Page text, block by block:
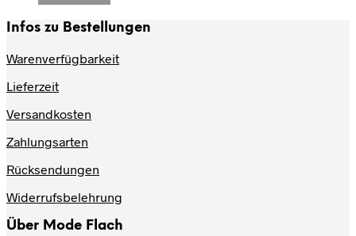
Infos zu Bestellungen
Warenverfügbarkeit
Lieferzeit
Versandkosten
Zahlungsarten
Rücksendungen
Widerrufsbelehrung
Über Mode Flach